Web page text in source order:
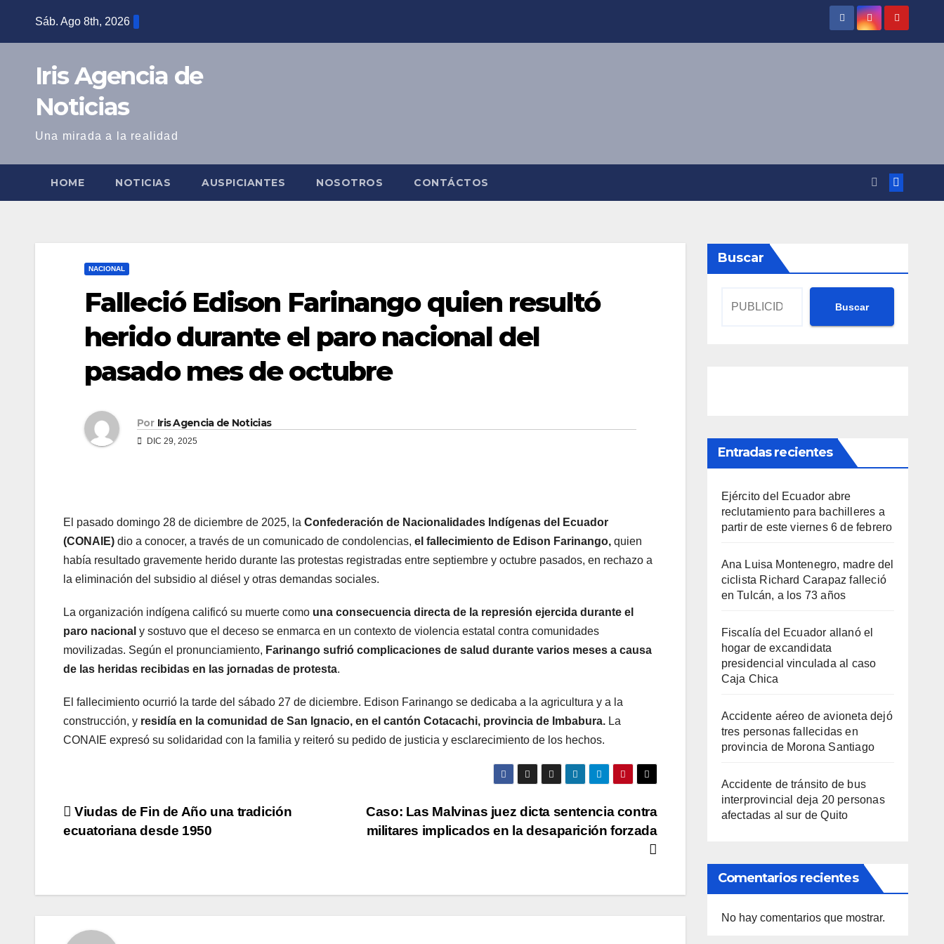
Sáb. Ago 8th, 2026
Iris Agencia de
Noticias
Una mirada a la realidad
HOME NOTICIAS AUSPICIANTES NOSOTROS CONTÁCTOS
NACIONAL
Falleció Edison Farinango quien resultó
herido durante el paro nacional del
pasado mes de octubre
Por Iris Agencia de Noticias
DIC 29, 2025
El pasado domingo 28 de diciembre de 2025, la Confederación de Nacionalidades Indígenas del Ecuador
(CONAIE) dio a conocer, a través de un comunicado de condolencias, el fallecimiento de Edison Farinango, quien
había resultado gravemente herido durante las protestas registradas entre septiembre y octubre pasados, en rechazo a
la eliminación del subsidio al diésel y otras demandas sociales.
La organización indígena calificó su muerte como una consecuencia directa de la represión ejercida durante el
paro nacional y sostuvo que el deceso se enmarca en un contexto de violencia estatal contra comunidades
movilizadas. Según el pronunciamiento, Farinango sufrió complicaciones de salud durante varios meses a causa
de las heridas recibidas en las jornadas de protesta.
El fallecimiento ocurrió la tarde del sábado 27 de diciembre. Edison Farinango se dedicaba a la agricultura y a la
construcción, y residía en la comunidad de San Ignacio, en el cantón Cotacachi, provincia de Imbabura. La
CONAIE expresó su solidaridad con la familia y reiteró su pedido de justicia y esclarecimiento de los hechos.
Navegación
Caso: Las Malvinas juez dicta sentencia contra
militares implicados en la desaparición forzada
Viudas de Fin de Año una tradición
ecuatoriana desde 1950
Buscar
Buscar
Entradas recientes
Ejército del Ecuador abre
reclutamiento para bachilleres a
partir de este viernes 6 de febrero
Ana Luisa Montenegro, madre del
ciclista Richard Carapaz falleció
en Tulcán, a los 73 años
Fiscalía del Ecuador allanó el
hogar de excandidata
presidencial vinculada al caso
Caja Chica
Accidente aéreo de avioneta dejó
tres personas fallecidas en
provincia de Morona Santiago
Accidente de tránsito de bus
interprovincial deja 20 personas
afectadas al sur de Quito
Comentarios recientes
No hay comentarios que mostrar.